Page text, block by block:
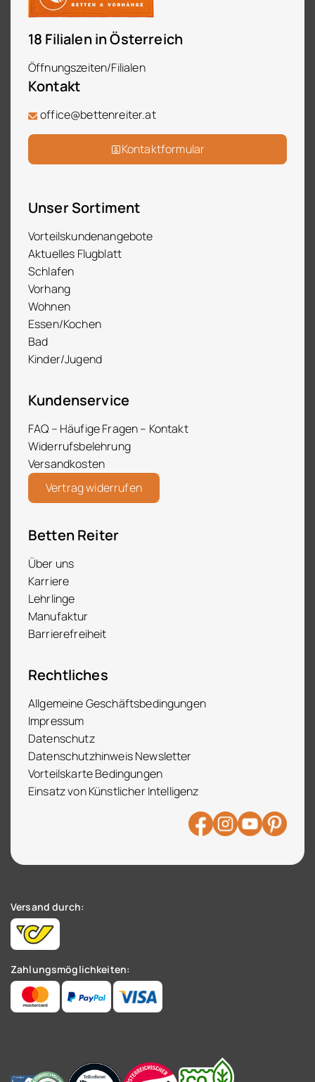
18 Filialen in Österreich
Öffnungszeiten/Filialen
Kontakt
office@bettenreiter.at
Kontaktformular
Unser Sortiment
Vorteilskundenangebote
Aktuelles Flugblatt
Schlafen
Vorhang
Wohnen
Essen/Kochen
Bad
Kinder/Jugend
Kundenservice
FAQ – Häufige Fragen – Kontakt
Widerrufsbelehrung
Versandkosten
Vertrag widerrufen
Betten Reiter
Über uns
Karriere
Lehrlinge
Manufaktur
Barrierefreiheit
Rechtliches
Allgemeine Geschäftsbedingungen
Impressum
Datenschutz
Datenschutzhinweis Newsletter
Vorteilskarte Bedingungen
Einsatz von Künstlicher Intelligenz
Versand durch:
Zahlungsmöglichkeiten: